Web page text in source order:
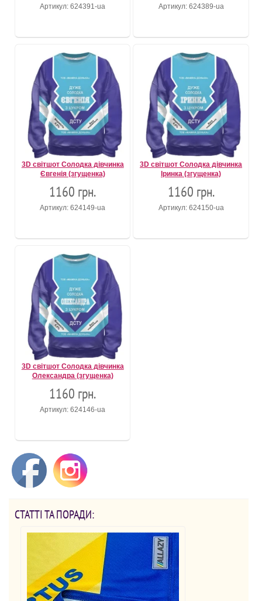
Артикул: 624391-ua Артикул: 624389-ua
3D світшот Солодка дівчинка
Євгенія (згущенка)
1160 грн.
Артикул: 624149-ua
3D світшот Солодка дівчинка
Іринка (згущенка)
1160 грн.
Артикул: 624150-ua
3D світшот Солодка дівчинка
Олександра (згущенка)
1160 грн.
Артикул: 624146-ua
СТАТТІ ТА ПОРАДИ: